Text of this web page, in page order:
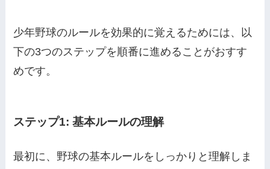
少年野球のルールを効果的に覚えるためには、以
下の3つのステップを順番に進めることがおすす
めです。
ステップ1: 基本ルールの理解
最初に、野球の基本ルールをしっかりと理解しま